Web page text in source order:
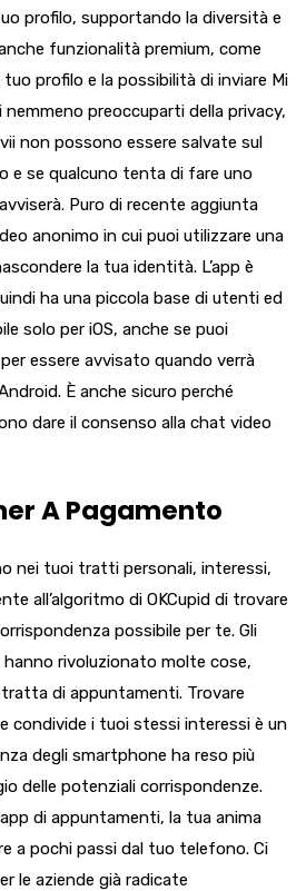
profilo, supportando la diversità e
anche funzionalità premium, come
profilo e la possibilità di inviare Mi
preoccuparti della privacy,
non possono essere salvate sul
e se qualcuno tenta di fare uno
Puro di recente aggiunta
anonimo in cui puoi utilizzare una
la tua identità. L’app è
ha una piccola base di utenti ed
solo per iOS, anche se puoi
essere avvisato quando verrà
È anche sicuro perché
dare il consenso alla chat video
A Pagamento
nei tuoi tratti personali, interessi,
all’algoritmo di OKCupid di trovare
possibile per te. Gli
rivoluzionato molte cose,
di appuntamenti. Trovare
condivide i tuoi stessi interessi è un
degli smartphone ha reso più
delle potenziali corrispondenze.
app di appuntamenti, la tua anima
a pochi passi dal tuo telefono. Ci
le aziende già radicate